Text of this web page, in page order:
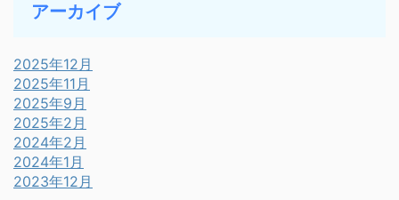
アーカイブ
2025年12月
2025年11月
2025年9月
2025年2月
2024年2月
2024年1月
2023年12月